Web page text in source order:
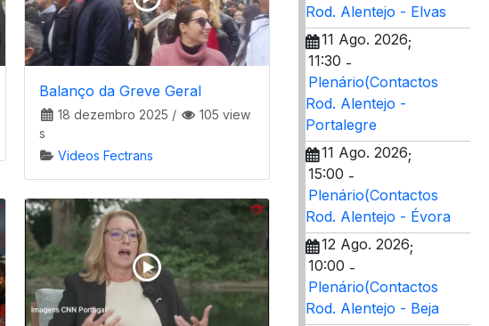
Balanço da Greve Geral
18 dezembro 2025 /
105 view
s
Videos Fectrans
Rod. Alentejo - Elvas
11 Ago. 2026;
11:30 -
Plenário(Contactos
Rod. Alentejo -
Portalegre
11 Ago. 2026;
15:00 -
Plenário(Contactos
Rod. Alentejo - Évora
12 Ago. 2026;
10:00 -
Plenário(Contactos
Rod. Alentejo - Beja